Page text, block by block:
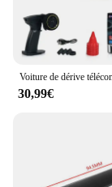
30,99€